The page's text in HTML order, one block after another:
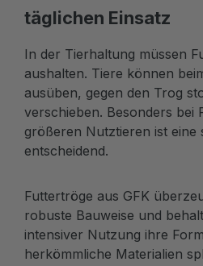
täglichen Einsatz
In der Tierhaltung müssen
aushalten. Tiere können
ausüben, gegen den Trog
verschieben. Besonders bei
größeren Nutztieren ist eine
entscheidend.
Futtertröge aus GFK
robuste Bauweise und
intensiver Nutzung ihre
herkömmliche Materialien